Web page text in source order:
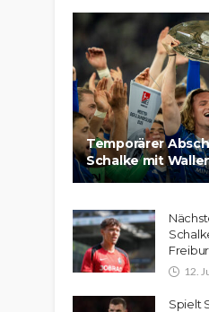
Temporärer
Schalke mit
12.
Spielt